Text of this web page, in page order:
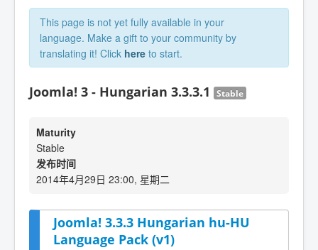
This page is not yet fully available in your
language. Make a gift to your community by
translating it! Click here to start.
Joomla! 3 - Hungarian 3.3.3.1 Stable
Maturity
Stable
发布时间
2014年4月29日 23:00, 星期二
Joomla! 3.3.3 Hungarian hu-HU
Language Pack (v1)